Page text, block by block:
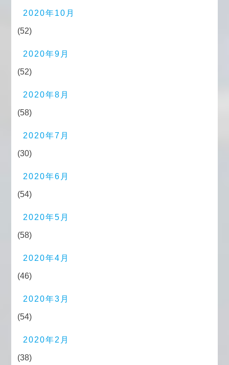
2020年10月
(52)
2020年9月
(52)
2020年8月
(58)
2020年7月
(30)
2020年6月
(54)
2020年5月
(58)
2020年4月
(46)
2020年3月
(54)
2020年2月
(38)